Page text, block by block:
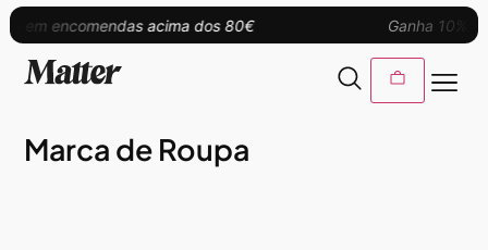
em encomendas acima dos 80€ Ganha 10%
Marca de Roupa